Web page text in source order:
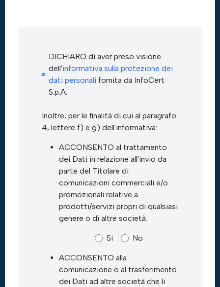
DICHIARO di aver preso visione
dell'informativa sulla protezione dei
dati personali fornita da InfoCert
S.p.A.
Inoltre, per le finalità di cui al paragrafo
4, lettere f) e g) dell'informativa:
ACCONSENTO al trattamento
dei Dati in relazione all'invio da
parte del Titolare di
comunicazioni commerciali e/o
promozionali relative a
prodotti/servizi propri di qualsiasi
genere o di altre società.
Si No
ACCONSENTO alla
comunicazione o al trasferimento
dei Dati ad altre società che li